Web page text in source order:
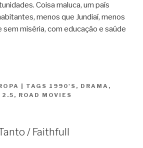
Coisa maluca, um país
menos que Jundiaí, menos
sem miséria, com educação e saúde
TAGS 1990'S , DRAMA ,
2.5 , ROAD MOVIES
/ Faithfull